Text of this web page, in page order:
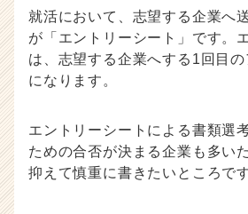
ャ
ー・
長
ら
ス
カ
就活において、志望する企業へ
が「エントリーシート」です。
は、志望する企業へする1回目
になります。
エントリーシートによる書類選
ための合否が決まる企業も多い
抑えて慎重に書きたいところです